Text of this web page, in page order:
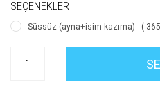
SEÇENEKLER
Süssüz (ayna+isim kazıma) - (